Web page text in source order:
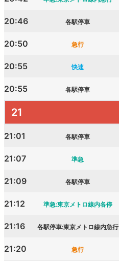
20:46 各駅停車
20:50 急行
20:55 快速
20:55 各駅停車
21
21:01 各駅停車
21:07 準急
21:09 各駅停車
21:12 準急:東京メトロ線内各停
21:16 各駅停車:東京メトロ線内急行
21:20 急行